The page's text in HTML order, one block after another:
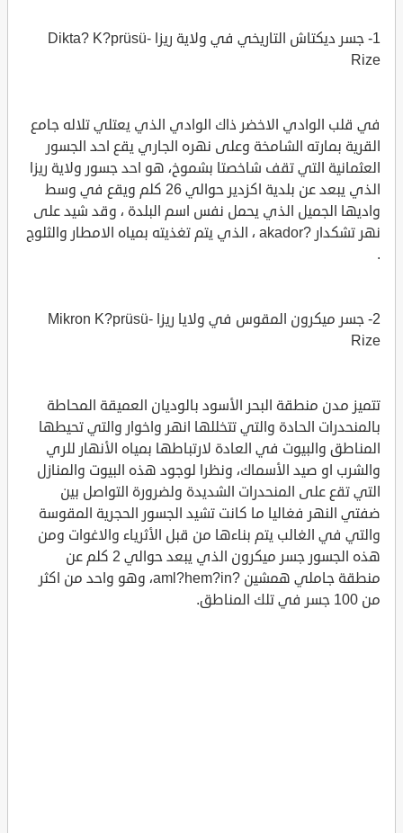
1- جسر ديكتاش التاريخي في ولاية ريزا Dikta? K?prüsü-
Rize
في قلب الوادي الاخضر ذاك الوادي الذي يعتلي تلاله جامع
القرية بمارته الشامخة وعلى نهره الجاري يقع احد الجسور
العثمانية التي تقف شاخصتا بشموخ، هو احد جسور ولاية ريزا
الذي يبعد عن بلدية اكزدير حوالي 26 كلم ويقع في وسط
واديها الجميل الذي يحمل نفس اسم البلدة ، وقد شيد على
نهر تشكدار ?akador ، الذي يتم تغذيته بمياه الامطار والثلوج
.
2- جسر ميكرون المقوس في ولايا ريزا Mikron K?prüsü-
Rize
تتميز مدن منطقة البحر الأسود بالوديان العميقة المحاطة
بالمنحدرات الحادة والتي تتخللها انهر واخوار والتي تحيطها
المناطق والبيوت في العادة لارتباطها بمياه الأنهار للري
والشرب او صيد الأسماك، ونظرا لوجود هذه البيوت والمنازل
التي تقع على المنحدرات الشديدة ولضرورة التواصل بين
ضفتي النهر فغاليا ما كانت تشيد الجسور الحجرية المقوسة
والتي في الغالب يتم بناءها من قبل الأثرياء والاغوات ومن
هذه الجسور جسر ميكرون الذي يبعد حوالي 2 كلم عن
منطقة جاملي همشين ?aml?hem?in، وهو واحد من اكثر
من 100 جسر في تلك المناطق.